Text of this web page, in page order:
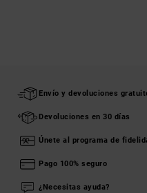
Envío y devoluciones
Devoluciones en 30 días
Únete al programa de
Pago 100% seguro
¿Necesitas ayuda?